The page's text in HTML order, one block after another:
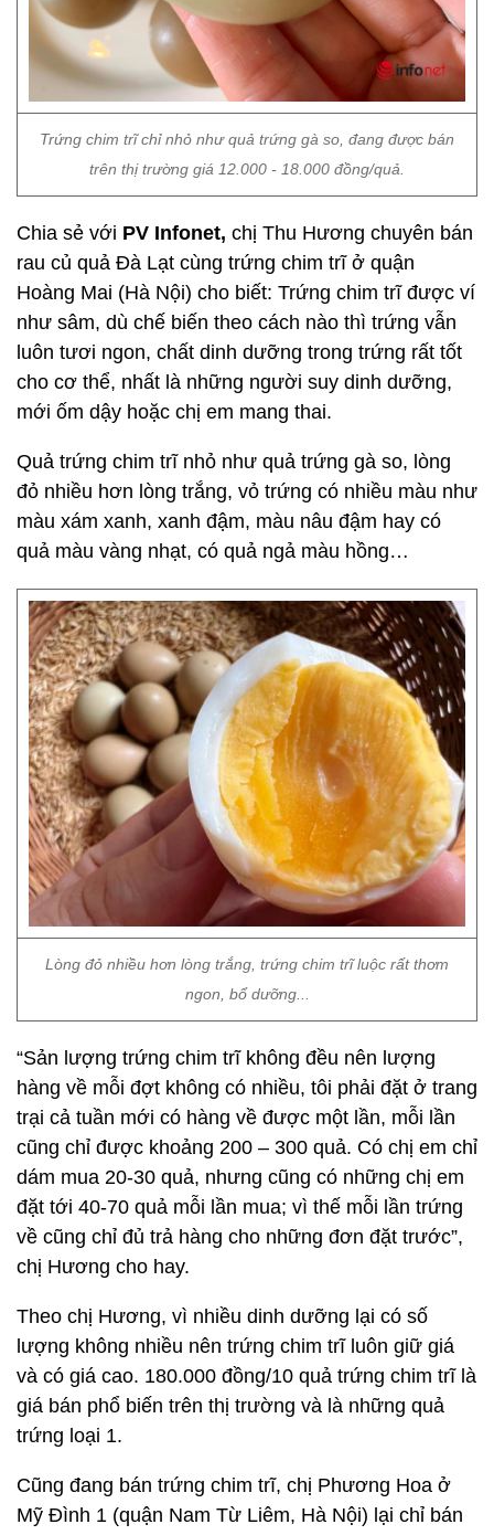
Trứng chim trĩ chỉ nhỏ như quả trứng gà so, đang được bán
trên thị trường giá 12.000 - 18.000 đồng/quả.
Chia sẻ với PV Infonet, chị Thu Hương chuyên bán
rau củ quả Đà Lạt cùng trứng chim trĩ ở quận
Hoàng Mai (Hà Nội) cho biết: Trứng chim trĩ được ví
như sâm, dù chế biến theo cách nào thì trứng vẫn
luôn tươi ngon, chất dinh dưỡng trong trứng rất tốt
cho cơ thể, nhất là những người suy dinh dưỡng,
mới ốm dậy hoặc chị em mang thai.
Quả trứng chim trĩ nhỏ như quả trứng gà so, lòng
đỏ nhiều hơn lòng trắng, vỏ trứng có nhiều màu như
màu xám xanh, xanh đậm, màu nâu đậm hay có
quả màu vàng nhạt, có quả ngả màu hồng…
Lòng đỏ nhiều hơn lòng trắng, trứng chim trĩ luộc rất thơm
ngon, bổ dưỡng...
“Sản lượng trứng chim trĩ không đều nên lượng
hàng về mỗi đợt không có nhiều, tôi phải đặt ở trang
trại cả tuần mới có hàng về được một lần, mỗi lần
cũng chỉ được khoảng 200 – 300 quả. Có chị em chỉ
dám mua 20-30 quả, nhưng cũng có những chị em
đặt tới 40-70 quả mỗi lần mua; vì thế mỗi lần trứng
về cũng chỉ đủ trả hàng cho những đơn đặt trước”,
chị Hương cho hay.
Theo chị Hương, vì nhiều dinh dưỡng lại có số
lượng không nhiều nên trứng chim trĩ luôn giữ giá
và có giá cao. 180.000 đồng/10 quả trứng chim trĩ là
giá bán phổ biến trên thị trường và là những quả
trứng loại 1.
Cũng đang bán trứng chim trĩ, chị Phương Hoa ở
Mỹ Đình 1 (quận Nam Từ Liêm, Hà Nội) lại chỉ bán